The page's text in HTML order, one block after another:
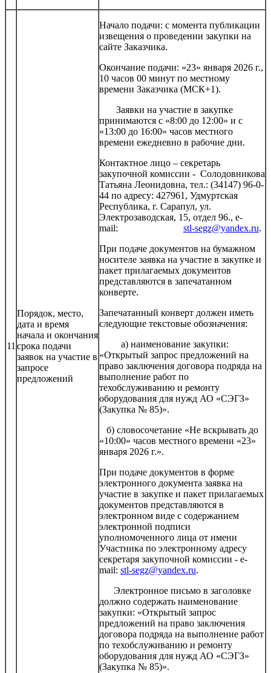
11
Порядок, место,
дата и время
начала и окончания
срока подачи
заявок на участие в
запросе
предложений
Начало подачи: с момента публикации
извещения о проведении закупки на
сайте Заказчика.
Окончание подачи: «23» января 2026 г.,
10 часов 00 минут по местному
времени Заказчика (МСК+1).
Заявки на участие в закупке
принимаются с «8:00 до 12:00» и с
«13:00 до 16:00» часов местного
времени ежедневно в рабочие дни.
Контактное лицо – секретарь
закупочной комиссии - Солодовникова
Татьяна Леонидовна, тел.: (34147) 96-0-
44 по адресу: 427961, Удмуртская
Республика, г. Сарапул, ул.
Электрозаводская, 15, отдел 96., e-
mail: stl-segz@yandex.ru.
При подаче документов на бумажном
носителе заявка на участие в закупке и
пакет прилагаемых документов
представляются в запечатанном
конверте.
Запечатанный конверт должен иметь
следующие текстовые обозначения:
а) наименование закупки:
«Открытый запрос предложений на
право заключения договора подряда на
выполнение работ по
техобслуживанию и ремонту
оборудования для нужд АО «СЭГЗ»
(Закупка № 85)».
б) словосочетание «Не вскрывать до
«10:00» часов местного времени «23»
января 2026 г.».
При подаче документов в форме
электронного документа заявка на
участие в закупке и пакет прилагаемых
документов представляются в
электронном виде с содержанием
электронной подписи
уполномоченного лица от имени
Участника по электронному адресу
секретаря закупочной комиссии - e-
mail: stl-segz@yandex.ru.
Электронное письмо в заголовке
должно содержать наименование
закупки: «Открытый запрос
предложений на право заключения
договора подряда на выполнение работ
по техобслуживанию и ремонту
оборудования для нужд АО «СЭГЗ»
(Закупка № 85)».